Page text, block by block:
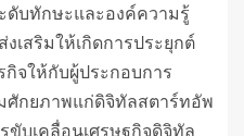
ดับทักษะและองค์ความรู้
เสริมให้เกิดการประยุกต์
จให้กับผู้ประกอบการ
กยภาพแก่ดิจิทัลสตาร์ทอัพ
ขับเคลื่อนเศรษฐกิจดิจิทัล